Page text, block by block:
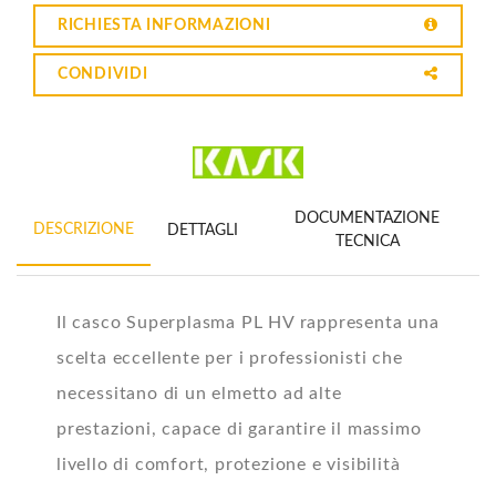
RICHIESTA INFORMAZIONI
CONDIVIDI
DESCRIZIONE DETTAGLI
DOCUMENTAZIONE
TECNICA
Il casco Superplasma PL HV rappresenta una
scelta eccellente per i professionisti che
necessitano di un elmetto ad alte
prestazioni, capace di garantire il massimo
livello di comfort, protezione e visibilità